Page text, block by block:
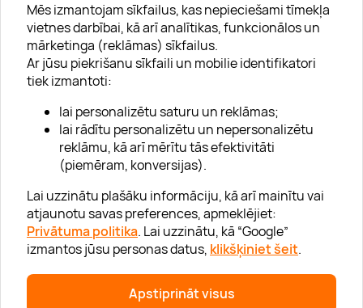
Mēs izmantojam sīkfailus, kas nepieciešami tīmekļa
vietnes darbībai, kā arī analītikas, funkcionālos un
mārketinga (reklāmas) sīkfailus.
Ar jūsu piekrišanu sīkfaili un mobilie identifikatori
tiek izmantoti:
lai personalizētu saturu un reklāmas;
lai rādītu personalizētu un nepersonalizētu
reklāmu, kā arī mērītu tās efektivitāti
(piemēram, konversijas).
Lai uzzinātu plašāku informāciju, kā arī mainītu vai
atjaunotu savas preferences, apmeklējiet:
Privātuma politika. Lai uzzinātu, kā “Google”
izmantos jūsu personas datus, klikšķiniet šeit.
Apstiprināt visus
Par "Lieliska dāvana"
Uzņēmumiem
Palīdzība
“GERA DOVANA” GRUPA